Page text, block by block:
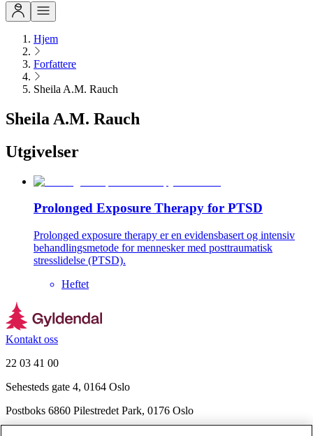
Hjem
Forfattere
Sheila A.M. Rauch
Sheila A.M. Rauch
Utgivelser
Prolonged Exposure Therapy for PTSD
Prolonged exposure therapy er en evidensbasert og intensiv
behandlingsmetode for mennesker med posttraumatisk
stresslidelse (PTSD).
Heftet
Kontakt oss
22 03 41 00
Sehesteds gate 4, 0164 Oslo
Postboks 6860 Pilestredet Park, 0176 Oslo